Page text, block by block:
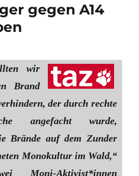
gegen A14
wir
Brand
der durch rechte
angefacht wurde,
Brände auf dem Zunder
Monokultur im Wald,“
Moni-Aktivist*innen